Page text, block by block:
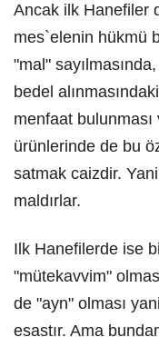
Ancak ilk Hanefiler
mes`elenin hükmü
"mal" sayılmasında,
bedel
menfaat
ürünlerinde de bu
satmak caizdir.
maldırlar.
Ilk Hanefilerde ise
"mütekavvim"
de "ayn" olması
esastır. Ama